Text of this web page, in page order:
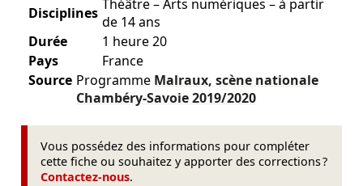
Disciplines Théâtre – Arts numériques – à partir
de 14 ans
Durée
1 heure 20
Pays
France
Source Programme Malraux, scène nationale
Chambéry-Savoie2019/2020
Vous possédez des informations pour compléter
cette fiche ou souhaitez y apporter des corrections ?
Contactez-nous.